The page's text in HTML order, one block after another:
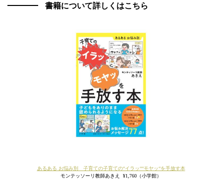
書籍について詳しくはこちら
あるある お悩み別 子育ての子育ての“イラッ““モヤッ“を手放す本
モンテッソーリ教師あきえ ¥1,760（小学館）